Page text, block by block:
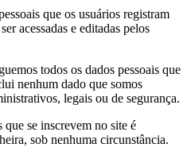
que os usuários registram
acessadas e editadas pelos
todos os dados pessoais que
nenhum dado que somos
legais ou de segurança.
se inscrevem no site é
sob nenhuma circunstância.